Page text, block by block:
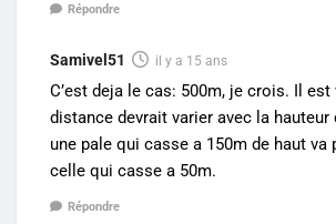
Répondre
Samivel51 il y a 15 ans
C’est deja le cas: 500m, je crois. Il
distance devrait varier avec la hauteur
une pale qui casse a 150m de haut va
celle qui casse a 50m.
Répondre